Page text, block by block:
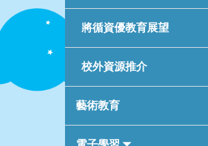
將循資優教育展望
校外資源推介
藝術教育